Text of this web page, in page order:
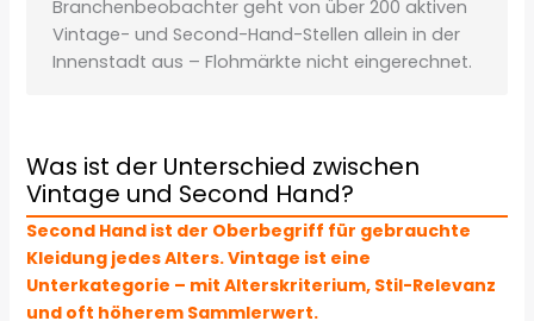
Branchenbeobachter geht von über 200 aktiven
Vintage- und Second-Hand-Stellen allein in der
Innenstadt aus – Flohmärkte nicht eingerechnet.
Was ist der Unterschied zwischen
Vintage und Second Hand?
Second Hand ist der Oberbegriff für gebrauchte
Kleidung jedes Alters. Vintage ist eine
Unterkategorie – mit Alterskriterium, Stil-Relevanz
und oft höherem Sammlerwert.